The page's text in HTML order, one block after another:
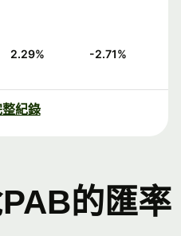
2.29% -2.71%
紀錄
的匯率